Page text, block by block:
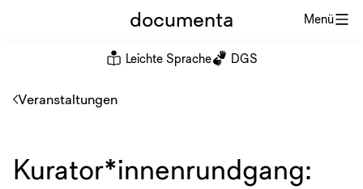
Menü
documenta
Leichte Sprache DGS
Veranstaltungen
Kurator*innenrundgang: